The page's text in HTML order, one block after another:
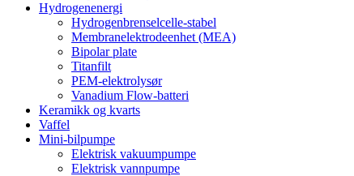
Hydrogenenergi
Hydrogenbrenselcelle-stabel
Membranelektrodeenhet (MEA)
Bipolar plate
Titanfilt
PEM-elektrolysør
Vanadium Flow-batteri
Keramikk og kvarts
Vaffel
Mini-bilpumpe
Elektrisk vakuumpumpe
Elektrisk vannpumpe